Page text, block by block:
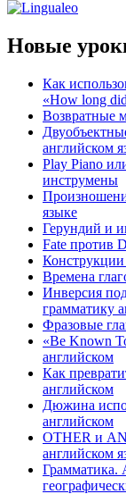
Новые
Как
«How long
Возвратные
английском
Play Piano
инструмены
языке
Герундий и
Fate против
Конструкции
Времена
Инверсия
грамматику
Фразовые
«Be Known
английском
Как
английском
Дюжина
английском
OTHER и
английском
Грамматика.